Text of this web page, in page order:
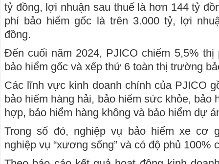
tỷ đồng, lợi nhuận sau thuế là hơn 144 tỷ
phí bảo hiểm gốc là trên 3.000 tỷ, lợi
đồng.
Đến cuối năm 2024, PJICO chiếm 5,5% thị
bảo hiểm gốc và xếp thứ 6 toàn thị trường
Các lĩnh vực kinh doanh chính của PJICO
bảo hiểm hàng hải, bảo hiểm sức khỏe, bảo
hợp, bảo hiểm hàng không và bảo hiểm dự
Trong số đó, nghiệp vụ bảo hiểm xe cơ
nghiệp vụ “xương sống” và có độ phủ 100%